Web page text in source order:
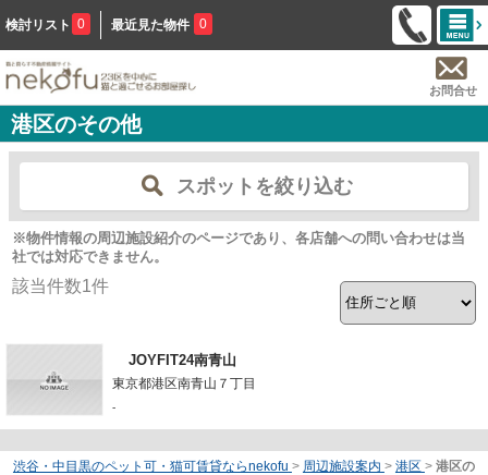
検討リスト 0 最近見た物件 0
お問合せ
港区のその他
スポットを絞り込む
※物件情報の周辺施設紹介のページであり、各店舗への問い合わせは当
社では対応できません。
該当件数1件
JOYFIT24南青山
東京都港区南青山７丁目
-
渋谷・中目黒のペット可・猫可賃貸ならnekofu > 周辺施設案内 > 港区 > 港区の